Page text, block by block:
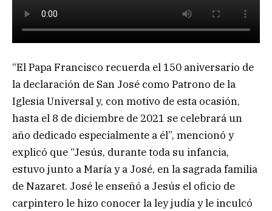
“El Papa Francisco recuerda el 150 aniversario de
la declaración de San José como Patrono de la
Iglesia Universal y, con motivo de esta ocasión,
hasta el 8 de diciembre de 2021 se celebrará un
año dedicado especialmente a él”, mencionó y
explicó que “Jesús, durante toda su infancia,
estuvo junto a María y a José, en la sagrada familia
de Nazaret. José le enseñó a Jesús el oficio de
carpintero le hizo conocer la ley judía y le inculcó